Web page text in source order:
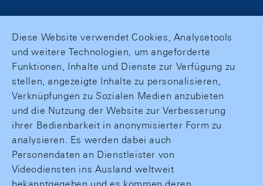
Diese Website verwendet Cookies, Analysetools
und weitere Technologien, um angeforderte
Funktionen, Inhalte und Dienste zur Verfügung zu
stellen, angezeigte Inhalte zu personalisieren,
Verknüpfungen zu Sozialen Medien anzubieten
und die Nutzung der Website zur Verbesserung
ihrer Bedienbarkeit in anonymisierter Form zu
analysieren. Es werden dabei auch
Personendaten an Dienstleister von
Videodiensten ins Ausland weltweit